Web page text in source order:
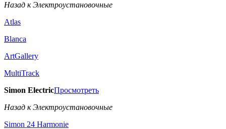
Назад к Электроустановочные
Atlas
Blanca
ArtGallery
MultiTrack
Simon ElectricПросмотреть
Назад к Электроустановочные
Simon 24 Harmonie